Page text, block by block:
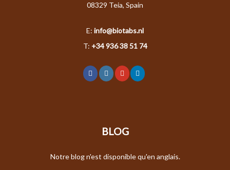
08329 Teia, Spain
E: info@biotabs.nl
T: +34 936 38 51 74
BLOG
Notre blog n'est disponible qu'en anglais.